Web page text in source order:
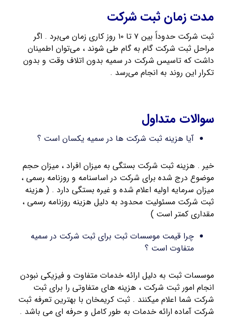
مدت زمان ثبت شرکت
ثبت شرکت حدوداً بین ۷ تا ۱۰ روز کاری زمان می‌برد . اگر
مراحل ثبت شرکت گام به گام طی شوند ، می‌توان اطمینان
داشت که تاسیس شرکت در سمیه بدون اتلاف وقت و بدون
تکرار این روند به انجام می‌رسد .
سوالات متداول
آیا هزینه ثبت شرکت ها در سمیه یکسان است ؟
خیر . هزینه ثبت شرکت بستگی به میزان افراد ، میزان حجم
موضوع درج شده برای شرکت در اساسنامه و روزنامه رسمی ،
میزان سرمایه اولیه اعلام شده و غیره بستگی دارد . ( هزینه
ثبت شرکت مسئولیت محدود به دلیل هزینه روزنامه رسمی ،
مقداری کمتر است )
چرا قیمت موسسات ثبت برای ثبت شرکت در سمیه
متفاوت است ؟
موسسات ثبت به دلیل ارائه خدمات متفاوت و فیزیکی نبودن
انجام امور ثبت شرکت ، هزینه های متفاوتی را برای ثبت
شرکت شما اعلام میکنند . ثبت کریمخان با بهترین تعرفه ثبت
شرکت آماده ارائه خدمات به طور کامل و حرفه ای می باشد .